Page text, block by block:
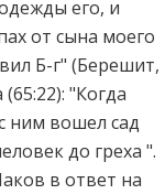
его, и
от сына моего
Б-г" (Берешит,
"Когда
ним вошел сад
до греха ".
в ответ на